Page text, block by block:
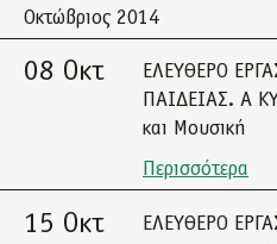
Οκτώβριος 2014
08 Οκτ
ΕΛΕΥΘΕΡΟ
ΠΑΙΔΕΙΑΣ. A
και Μουσική
Περισσότερα
15 Οκτ
ΕΛΕΥΘΕΡΟ